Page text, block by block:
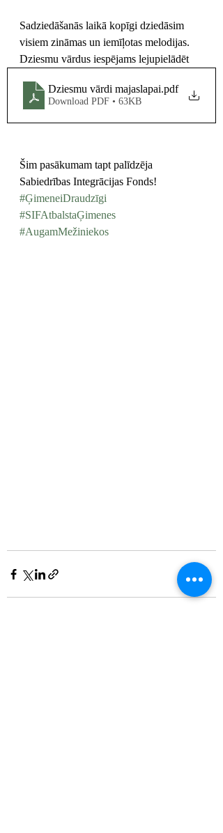
Sadziedāšanās laikā kopīgi dziedāsim
visiem zināmas un iemīļotas melodijas.
Dziesmu vārdus iespējams lejupielādēt
Dziesmu vārdi majaslapai.pdf
Download PDF • 63KB
Šim pasākumam tapt palīdzēja
Sabiedrības Integrācijas Fonds!
#ĢimeneiDraudzīgi
#SIFAtbalstaĢimenes
#AugamMežiniekos